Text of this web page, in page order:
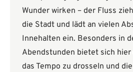
Wunder wirken – der Fluss
die Stadt und lädt an vielen
Innehalten ein. Besonders in
Abendstunden bietet sich
das Tempo zu drosseln und